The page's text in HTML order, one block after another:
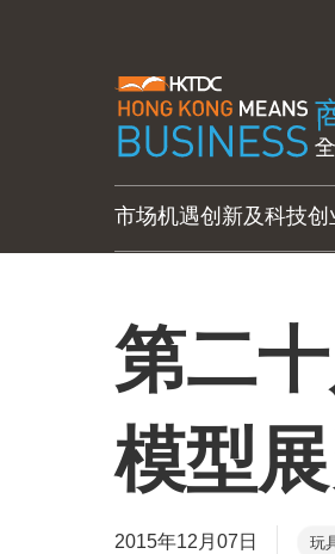
市场机遇创新及科技创
第二
模型
2015年12月07日 玩